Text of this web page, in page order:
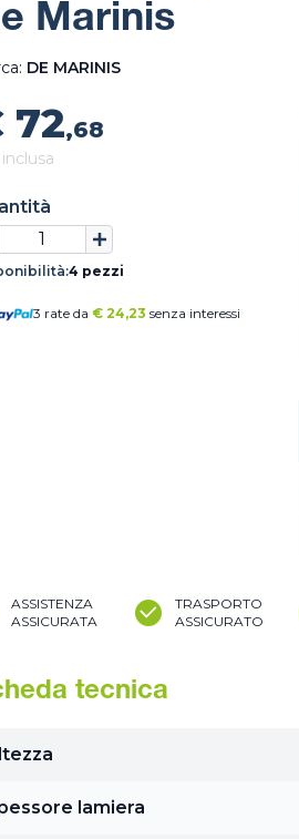
Marinis
DE MARINIS
72,68
4 pezzi
3 rate da € 24,23 senza interessi
ASSISTENZA
ASSICURATA
TRASPORTO
ASSICURATO
tecnica
lamiera